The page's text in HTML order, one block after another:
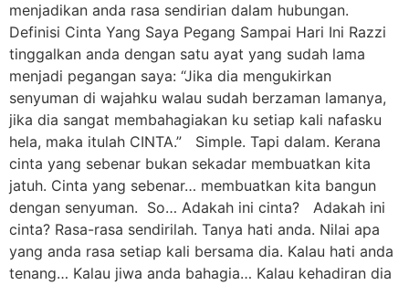
menjadikan anda rasa sendirian dalam hubungan.
Definisi Cinta Yang Saya Pegang Sampai Hari Ini Razzi
tinggalkan anda dengan satu ayat yang sudah lama
menjadi pegangan saya: “Jika dia mengukirkan
senyuman di wajahku walau sudah berzaman lamanya,
jika dia sangat membahagiakan ku setiap kali nafasku
hela, maka itulah CINTA.” Simple. Tapi dalam. Kerana
cinta yang sebenar bukan sekadar membuatkan kita
jatuh. Cinta yang sebenar… membuatkan kita bangun
dengan senyuman. So… Adakah ini cinta? Adakah ini
cinta? Rasa-rasa sendirilah. Tanya hati anda. Nilai apa
yang anda rasa setiap kali bersama dia. Kalau hati anda
tenang… Kalau jiwa anda bahagia… Kalau kehadiran dia